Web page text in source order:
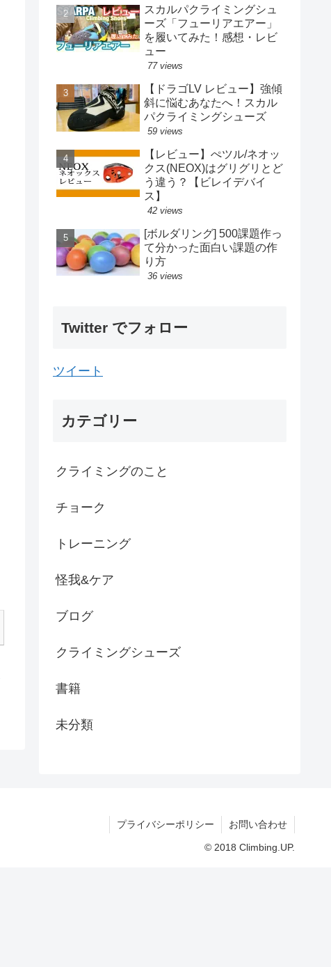
スカルパクライミングシュ
ーズ「フューリアエアー」
を履いてみた！感想・レビ
ュー
77 views
【ドラゴLV レビュー】強傾
斜に悩むあなたへ！スカル
パクライミングシューズ
59 views
【レビュー】ぺツル/ネオッ
クス(NEOX)はグリグリとど
う違う？【ビレイデバイ
ス】
42 views
[ボルダリング] 500課題作っ
て分かった面白い課題の作
り方
36 views
Twitter でフォロー
ツイート
カテゴリー
クライミングのこと
チョーク
トレーニング
怪我&ケア
ブログ
クライミングシューズ
書籍
未分類
プライバシーポリシー お問い合わせ
© 2018 Climbing.UP.